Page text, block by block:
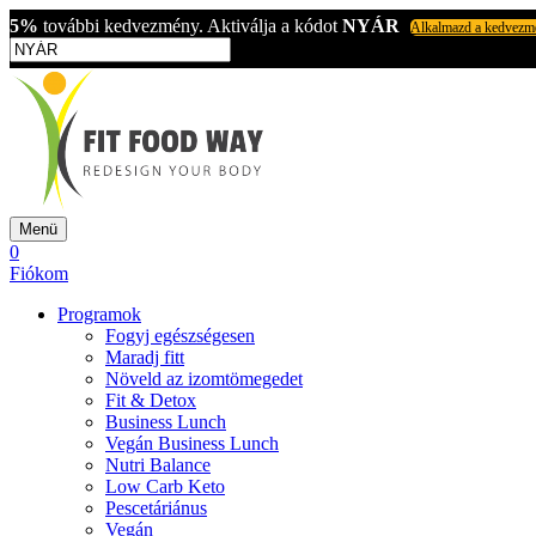
5% további kedvezmény. Aktiválja a kódot NYÁR Alkalmazd a
Menü
0
Fiókom
Programok
Fogyj egészségesen
Maradj fitt
Növeld az izomtömegedet
Fit & Detox
Business Lunch
Vegán Business Lunch
Nutri Balance
Low Carb Keto
Pescetáriánus
Vegán